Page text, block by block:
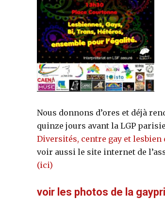
Nous donnons d’ores et déjà
quinze jours avant la LGP
Diversités, centre gay et
voir aussi le site internet de
(ici)
voir les photos de la